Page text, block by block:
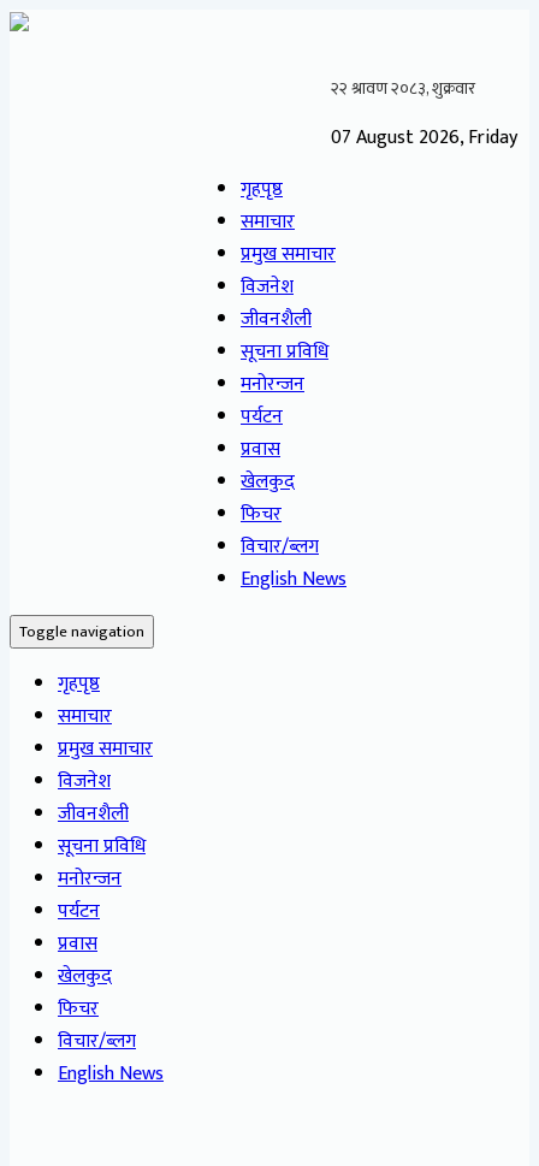
07 August 2026, Friday
गृहपृष्ठ
समाचार
प्रमुख समाचार
विजनेश
जीवनशैली
सूचना प्रविधि
मनोरन्जन
पर्यटन
प्रवास
खेलकुद
फिचर
विचार/ब्लग
English News
Toggle navigation
गृहपृष्ठ
समाचार
प्रमुख समाचार
विजनेश
जीवनशैली
सूचना प्रविधि
मनोरन्जन
पर्यटन
प्रवास
खेलकुद
फिचर
विचार/ब्लग
English News